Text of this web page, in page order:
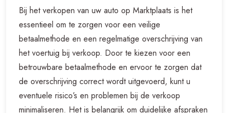
Bij het verkopen van uw auto op Marktplaats is het
essentieel om te zorgen voor een veilige
betaalmethode en een regelmatige overschrijving van
het voertuig bij verkoop. Door te kiezen voor een
betrouwbare betaalmethode en ervoor te zorgen dat
de overschrijving correct wordt uitgevoerd, kunt u
eventuele risico’s en problemen bij de verkoop
minimaliseren. Het is belangrijk om duidelijke afspraken